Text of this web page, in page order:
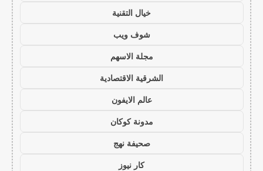
خيال التقنية
شوف ويب
مجلة الاسهم
الشرقية الاقتصادية
عالم الايفون
مدونة كوكان
صحيفة نهج
كار نيوز